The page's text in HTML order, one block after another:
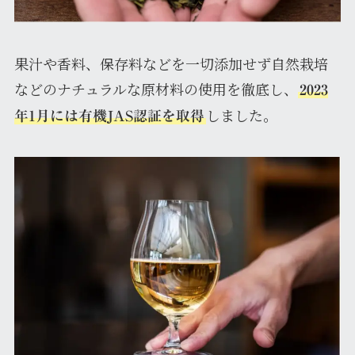
果汁や香料、保存料などを一切添加せず自然栽培
などのナチュラルな原材料の使用を徹底し、
2023
年1月には有機JAS認証を取得しました。